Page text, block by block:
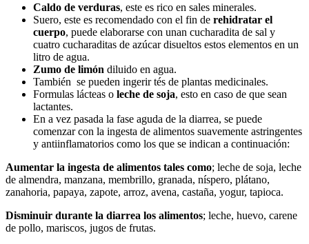
Caldo de verduras, este es rico en sales minerales.
Suero, este es recomendado con el fin de rehidratar el
cuerpo, puede elaborarse con unan cucharadita de sal y
cuatro cucharaditas de azúcar disueltos estos elementos en un
litro de agua.
Zumo de limón diluido en agua.
También se pueden ingerir tés de plantas medicinales.
Formulas lácteas o leche de soja, esto en caso de que sean
lactantes.
En a vez pasada la fase aguda de la diarrea, se puede
comenzar con la ingesta de alimentos suavemente astringentes
y antiinflamatorios como los que se indican a continuación:
Aumentar la ingesta de alimentos tales como; leche de soja, leche
de almendra, manzana, membrillo, granada, níspero, plátano,
zanahoria, papaya, zapote, arroz, avena, castaña, yogur, tapioca.
Disminuir durante la diarrea los alimentos; leche, huevo, carene
de pollo, mariscos, jugos de frutas.